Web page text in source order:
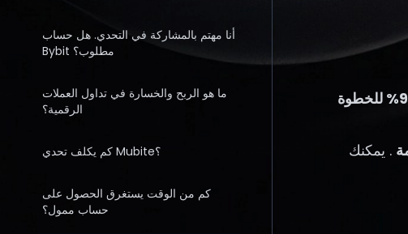
أنا مهتم بالمشاركة في التحدي. هل حساب
Bybit مطلوب؟
ما هو الربح والخسارة في تداول العملات
الرقمية؟
كم يكلف تحدي Mubite؟
كم من الوقت يستغرق الحصول على
حساب ممول؟
80% إلى 90% للخطوة
. يمكنك